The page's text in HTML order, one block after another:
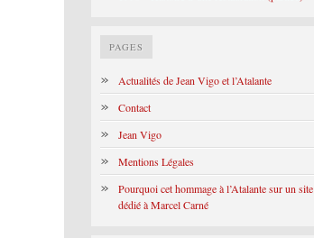
PAGES
Actualités de Jean Vigo et l’Atalante
Contact
Jean Vigo
Mentions Légales
Pourquoi cet hommage à l’Atalante sur un site
dédié à Marcel Carné